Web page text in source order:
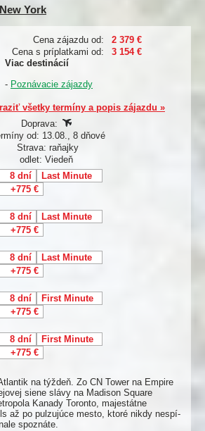
York
Cena zájazdu od:
2 379 €
Cena s príplatkami od:
3 154 €
Viac destinácií
- Poznávacie zájazdy
všetky termíny a popis zájazdu »
Doprava:
od: 13.08., 8 dňové
Strava: raňajky
odlet: Viedeň
8 dní
Last Minute
+775 €
8 dní
Last Minute
+775 €
8 dní
Last Minute
+775 €
8 dní
First Minute
+775 €
8 dní
First Minute
+775 €
na týždeň. Zo CN Tower na Empire
siene slávy na Madison Square
Kanady Toronto, majestátne
až po pulzujúce mesto, ktoré nikdy nespí-
spoznáte.